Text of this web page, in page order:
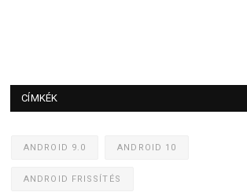
CÍMKÉK
ANDROID 9.0 ANDROID 10
ANDROID FRISSÍTÉS